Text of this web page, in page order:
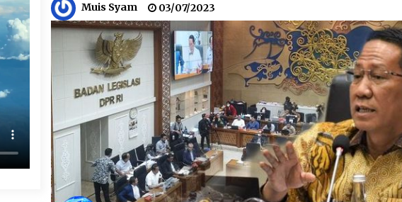
Muis Syam 03/07/2023